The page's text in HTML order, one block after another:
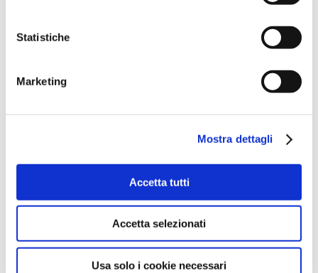
Statistiche
Marketing
Mostra dettagli
Accetta tutti
Accetta selezionati
Usa solo i cookie necessari
Condividi su X